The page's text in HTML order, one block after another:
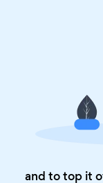
and to top it